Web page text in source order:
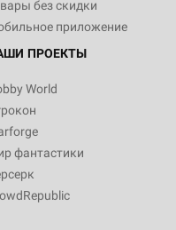
без скидки
приложение
ПРОЕКТЫ
World
фантастики